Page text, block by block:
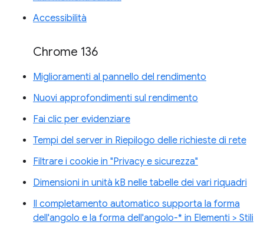
Accessibilità
Chrome 136
Miglioramenti al pannello del rendimento
Nuovi approfondimenti sul rendimento
Fai clic per evidenziare
Tempi del server in Riepilogo delle richieste di rete
Filtrare i cookie in "Privacy e sicurezza"
Dimensioni in unità kB nelle tabelle dei vari riquadri
Il completamento automatico supporta la forma
dell'angolo e la forma dell'angolo-* in Elementi > Stili